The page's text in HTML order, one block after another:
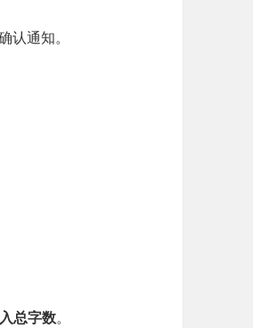
认通知。
总字数​​。